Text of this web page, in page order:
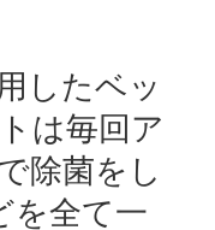
したベッ
は毎回ア
除菌をし
を全て一